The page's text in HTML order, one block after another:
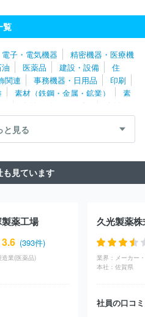
ＪＣＲファーマ株式会社
ＭＳＤ株
生化学工業株式会社
品株式会社
旭化成セラピューテ
社 バイエル薬品株式会社
全薬
ングス株式会社
協和発酵バイオ
イン株式会社
ＥＡファーマ株式
覧
電子・電気機器
精密機器・医療機
医薬品 建設・設備
住
関連 事務機器・日用品
印刷
素材（鉄鋼・金属・鉱業）
素
素材（紙・パルプ）
素材
・飼料 その他
と見る
も見ています
薬工場
3.6 (393件)
造業(医薬品)
久光製薬
業界： メーカー
本社： 佐賀県
社員の口コミ